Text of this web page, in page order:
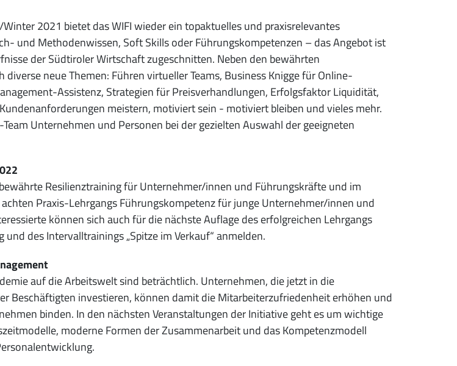
2021 bietet das WIFI wieder ein topaktuelles und praxisrelevantes
und Methodenwissen, Soft Skills oder Führungskompetenzen – das Angebot ist
der Südtiroler Wirtschaft zugeschnitten. Neben den bewährten
neue Themen: Führen virtueller Teams, Business Knigge für Online-
Assistenz, Strategien für Preisverhandlungen, Erfolgsfaktor Liquidität,
meistern, motiviert sein - motiviert bleiben und vieles mehr.
Unternehmen und Personen bei der gezielten Auswahl der geeigneten
Resilienztraining für Unternehmer/innen und Führungskräfte und im
Praxis-Lehrgangs Führungskompetenz für junge Unternehmer/innen und
können sich auch für die nächste Auflage des erfolgreichen Lehrgangs
des Intervalltrainings „Spitze im Verkauf“ anmelden.
auf die Arbeitswelt sind beträchtlich. Unternehmen, die jetzt in die
Beschäftigten investieren, können damit die Mitarbeiterzufriedenheit erhöhen und
binden. In den nächsten Veranstaltungen der Initiative geht es um wichtige
moderne Formen der Zusammenarbeit und das Kompetenzmodell